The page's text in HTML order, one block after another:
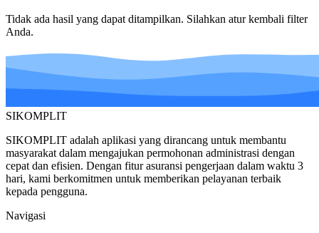
Tidak ada hasil yang dapat ditampilkan. Silahkan atur kembali filter
Anda.
SIKOMPLIT
SIKOMPLIT adalah aplikasi yang dirancang untuk membantu
masyarakat dalam mengajukan permohonan administrasi dengan
cepat dan efisien. Dengan fitur asuransi pengerjaan dalam waktu 3
hari, kami berkomitmen untuk memberikan pelayanan terbaik
kepada pengguna.
Navigasi